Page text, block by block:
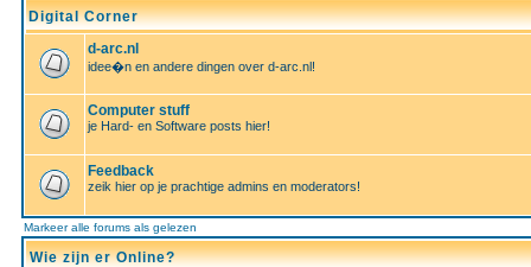
Digital Corner
d-arc.nl
idee�n en andere dingen over d-arc.nl!
Computer stuff
je Hard- en Software posts hier!
Feedback
zeik hier op je prachtige admins en moderators!
Markeer alle forums als gelezen
Wie zijn er Online?